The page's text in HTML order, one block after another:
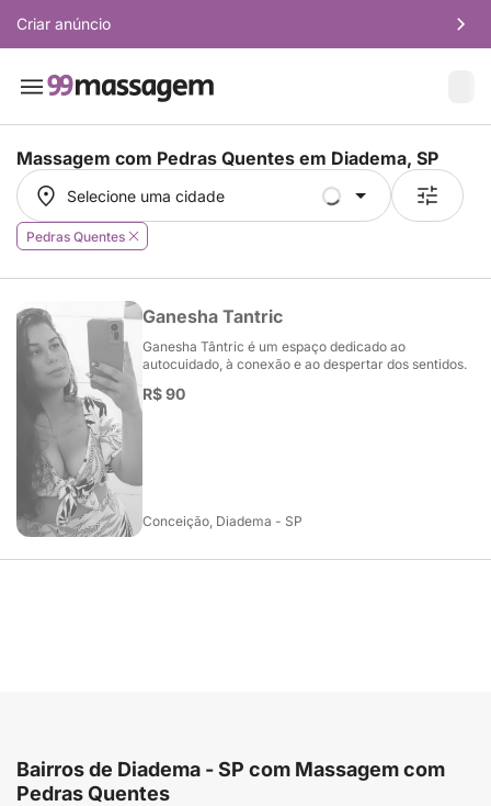
Criar anúncio
Massagem com Pedras Quentes em Diadema, SP
Selecione uma cidade
Selecione uma cidade
Pedras Quentes
Ganesha Tantric
Ganesha Tântric é um espaço dedicado ao
autocuidado, à conexão e ao despertar dos sentidos.
R$ 90
Conceição, Diadema - SP
Bairros de Diadema - SP com Massagem com
Pedras Quentes